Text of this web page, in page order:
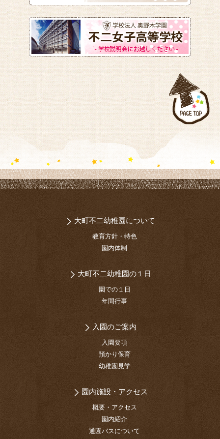
大町不二幼稚園について
教育方針・特色
園内体制
大町不二幼稚園の１日
園での１日
年間行事
入園のご案内
入園要項
預かり保育
幼稚園見学
園内施設・アクセス
概要・アクセス
園内紹介
通園バスについて